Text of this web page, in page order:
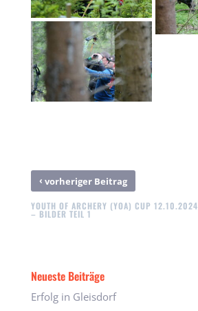
‹ vorheriger Beitrag
YOUTH OF ARCHERY (YOA) CUP 12.10.2024
– BILDER TEIL 1
Neueste Beiträge
Erfolg in Gleisdorf